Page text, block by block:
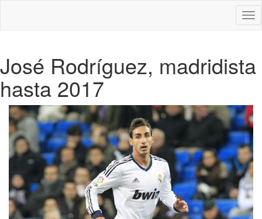
José Rodríguez, madridista
hasta 2017